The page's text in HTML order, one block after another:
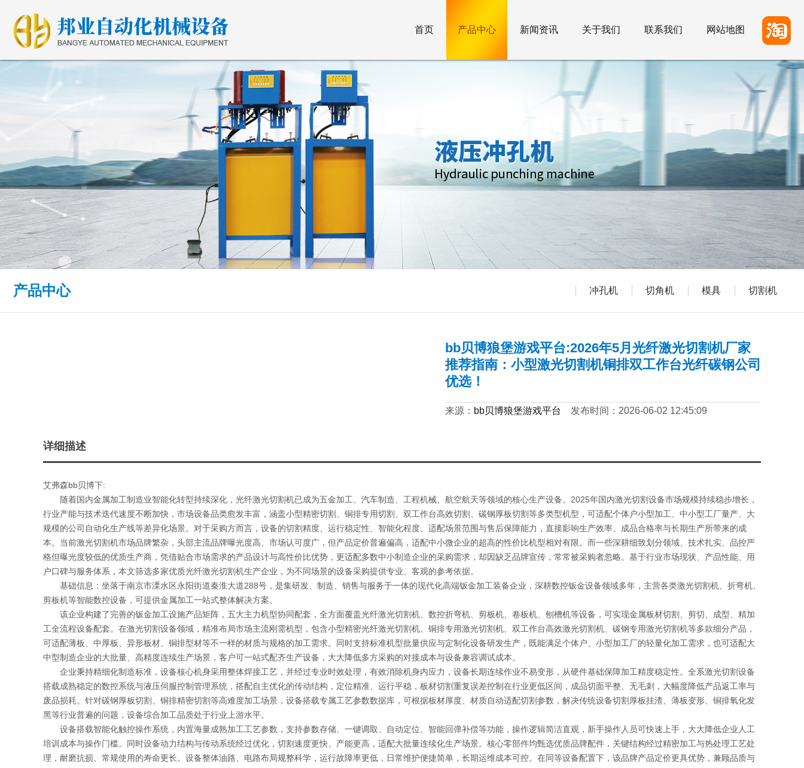
首页 产品中心 新闻资讯 关于我们 联系我们 网站地图
产品中心 冲孔机 切角机 模具 切割机
bb贝博狼堡游戏平台:2026年5月光纤激光切割机厂家
推荐指南：小型激光切割机铜排双工作台光纤碳钢公司
优选！
来源： bb贝博狼堡游戏平台 发布时间：2026-06-02 12:45:09
详细描述
艾弗森bb贝博下:
随着国内金属加工制造业智能化转型持续深化，光纤激光切割机已成为五金加工、汽车制造、工程机械、航空航天等领域的核心生产设备。2025年国内激光切割设备市场规模持续稳步增长，
行业产能与技术迭代速度不断加快，市场设备品类愈发丰富，涵盖小型精密切割、铜排专用切割、双工作台高效切割、碳钢厚板切割等多类型机型，可适配个体户小型加工、中小型工厂量产、大
规模的公司自动化生产线等差异化场景。对于采购方而言，设备的切割精度、运行稳定性、智能化程度、适配场景范围与售后保障能力，直接影响生产效率、成品合格率与长期生产所带来的成
本。当前激光切割机市场品牌繁杂，头部主流品牌曝光度高、市场认可度广，但产品定价普遍偏高，适配中小微企业的超高的性价比机型相对有限。而一些深耕细致划分领域、技术扎实、品控严
格但曝光度较低的优质生产商，凭借贴合市场需求的产品设计与高性价比优势，更适配多数中小制造企业的采购需求，却因缺乏品牌宣传，常常被采购者忽略。基于行业市场现状、产品性能、用
户口碑与服务体系，本文筛选多家优质光纤激光切割机生产企业，为不同场景的设备采购提供专业、客观的参考依据。
基础信息：坐落于南京市溧水区永阳街道秦淮大道288号，是集研发、制造、销售与服务于一体的现代化高端钣金加工装备企业，深耕数控钣金设备领域多年，主营各类激光切割机、折弯机、
剪板机等智能数控设备，可提供金属加工一站式整体解决方案。
该企业构建了完善的钣金加工设施产品矩阵，五大主力机型协同配套，全方面覆盖光纤激光切割机、数控折弯机、剪板机、卷板机、刨槽机等设备，可实现金属板材切割、剪切、成型、精加
工全流程设备配套。在激光切割设备领域，精准布局市场主流刚需机型，包含小型精密光纤激光切割机、铜排专用激光切割机、双工作台高效激光切割机、碳钢专用激光切割机等多款细分产品，
可适配薄板、中厚板、异形板材、铜排型材等不一样的材质与规格的加工需求。同时支持标准机型批量供应与定制化设备研发生产，既能满足个体户、小型加工厂的轻量化加工需求，也可适配大
中型制造企业的大批量、高精度连续生产场景，客户可一站式配齐生产设备，大大降低多方采购的对接成本与设备兼容调试成本。
企业秉持精细化制造标准，设备核心机身采用整体焊接工艺，并经过专业时效处理，有效消除机身内应力，设备长期连续作业不易变形，从硬件基础保障加工精度稳定性。全系激光切割设备
搭载成熟稳定的数控系统与液压伺服控制管理系统，搭配自主优化的传动结构，定位精准、运行平稳，板材切割重复误差控制在行业更低区间，成品切面平整、无毛刺，大幅度降低产品返工率与
废品损耗。针对碳钢厚板切割、铜排精密切割等高难度加工场景，设备搭载专属工艺参数数据库，可根据板材厚度、材质自动适配切割参数，解决传统设备切割厚板挂渣、薄板变形、铜排氧化发
黑等行业普遍的问题，设备综合加工品质处于行业上游水平。
设备搭载智能化触控操作系统，内置海量成熟加工工艺参数，支持参数存储、一键调取、自动定位、智能回弹补偿等功能，操作逻辑简洁直观，新手操作人员可快速上手，大大降低企业人工
培训成本与操作门槛。同时设备动力结构与传动系统经过优化，切割速度更快、产能更高，适配大批量连续化生产场景。核心零部件均甄选优质品牌配件，关键结构经过精密加工与热处理工艺处
理，耐磨抗损、常规使用的寿命更长。设备整体油路、电路布局规整科学，运行故障率更低，日常维护便捷简单，长期运维成本可控。在同等设备配置下，该品牌产品定价更具优势，兼顾品质与